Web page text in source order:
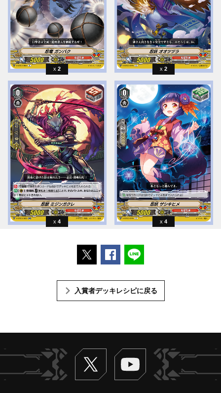
2 2
4 4
ポストするFacebookでシェアする
入賞者デッキレシピに戻る
Twitter ヴァンガードch